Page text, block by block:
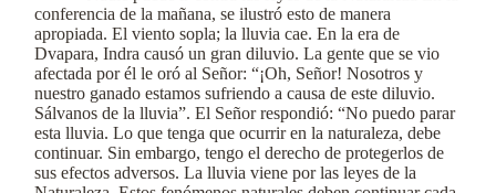
conferencia de la mañana, se ilustró esto de manera
apropiada. El viento sopla; la lluvia cae. En la era de
Dvapara, Indra causó un gran diluvio. La gente que se vio
afectada por él le oró al Señor: “¡Oh, Señor! Nosotros y
nuestro ganado estamos sufriendo a causa de este diluvio.
Sálvanos de la lluvia”. El Señor respondió: “No puedo parar
esta lluvia. Lo que tenga que ocurrir en la naturaleza, debe
continuar. Sin embargo, tengo el derecho de protegerlos de
sus efectos adversos. La lluvia viene por las leyes de la